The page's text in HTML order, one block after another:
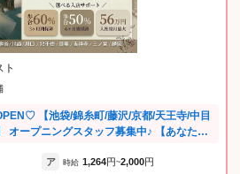
ト
【池袋/錦糸町/藤沢/京都/天王寺/中目
オープニングスタッフ募集中♪ 【あなたの
ッフ・店舗を表彰するアワードを開催！
ア 時給 1,264円~2,000円